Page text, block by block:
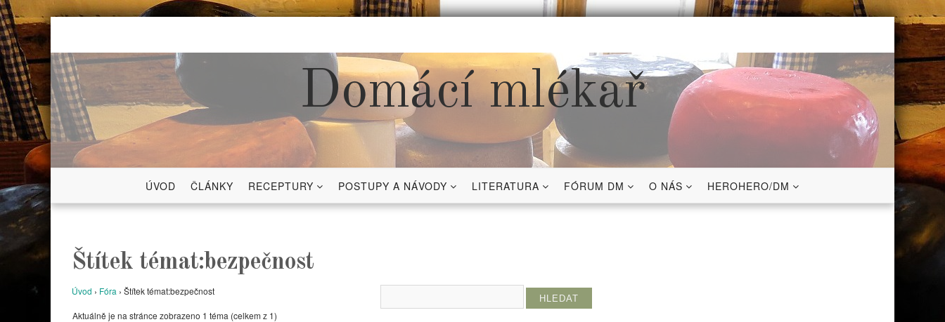
Skip
content
Domácí mlékař
ÚVOD ČLÁNKY RECEPTURY POSTUPY A NÁVODY LITERATURA FÓRUM DM O NÁS HEROHERO/DM
Štítek témat:bezpečnost
Úvod › Fóra › Štítek témat:bezpečnost
Aktuálně je na stránce zobrazeno 1 téma (celkem z 1)